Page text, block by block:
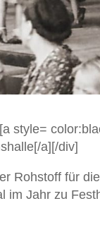
style=
a][/div]
Rohstoff für
im Jahr zu